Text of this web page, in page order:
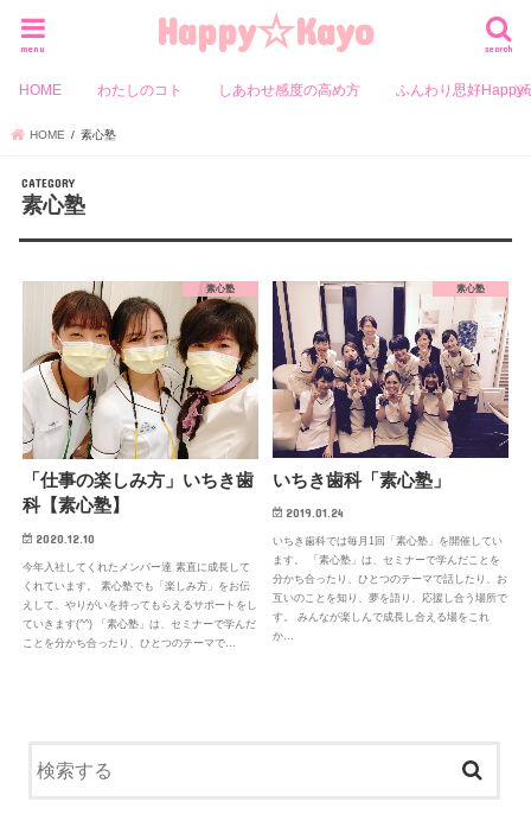
Happy☆Kayo search
menu
HOME わたしのコト しあわせ感度の高め方 ふんわり思好Happy
HOME 素心塾
素心塾
素心塾
「仕事の楽しみ方」いちき歯
科【素心塾】
2020.12.10
今年入社してくれたメンバー達 素直に成長して
くれています。 素心塾でも「楽しみ方」をお伝
えして、やりがいを持ってもらえるサポートをし
ていきます(^^) 「素心塾」は、セミナーで学んだ
ことを分かち合ったり、ひとつのテーマで…
素心塾
いちき歯科「素心塾」
2019.01.24
いちき歯科では毎月1回「素心塾」を開催してい
ます。 「素心塾」は、セミナーで学んだことを
分かち合ったり、ひとつのテーマで話したり、お
互いのことを知り、夢を語り、応援し合う場所で
す。 みんなが楽しんで成長し合える場をこれ
か…